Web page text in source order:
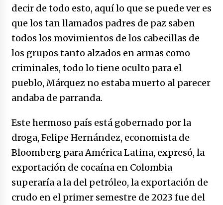
decir de todo esto, aquí lo que se puede ver es
que los tan llamados padres de paz saben
todos los movimientos de los cabecillas de
los grupos tanto alzados en armas como
criminales, todo lo tiene oculto para el
pueblo, Márquez no estaba muerto al parecer
andaba de parranda.
Este hermoso país está gobernado por la
droga, Felipe Hernández, economista de
Bloomberg para América Latina, expresó, la
exportación de cocaína en Colombia
superaría a la del petróleo, la exportación de
crudo en el primer semestre de 2023 fue del